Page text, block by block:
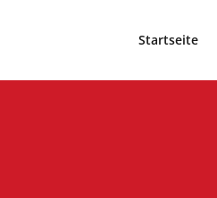
Startseite